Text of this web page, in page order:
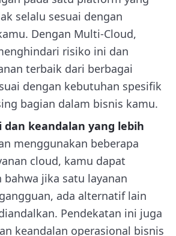
selalu sesuai dengan
Dengan Multi-Cloud,
risiko ini dan
terbaik dari berbagai
dengan kebutuhan spesifik
bagian dalam bisnis kamu.
dan keandalan yang lebih
menggunakan beberapa
cloud, kamu dapat
bahwa jika satu layanan
ada alternatif lain
Pendekatan ini juga
keandalan operasional bisnis